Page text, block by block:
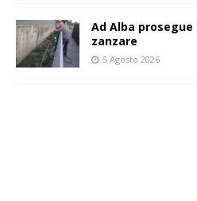
Ad Alba
zanzare
5 Agosto 2026